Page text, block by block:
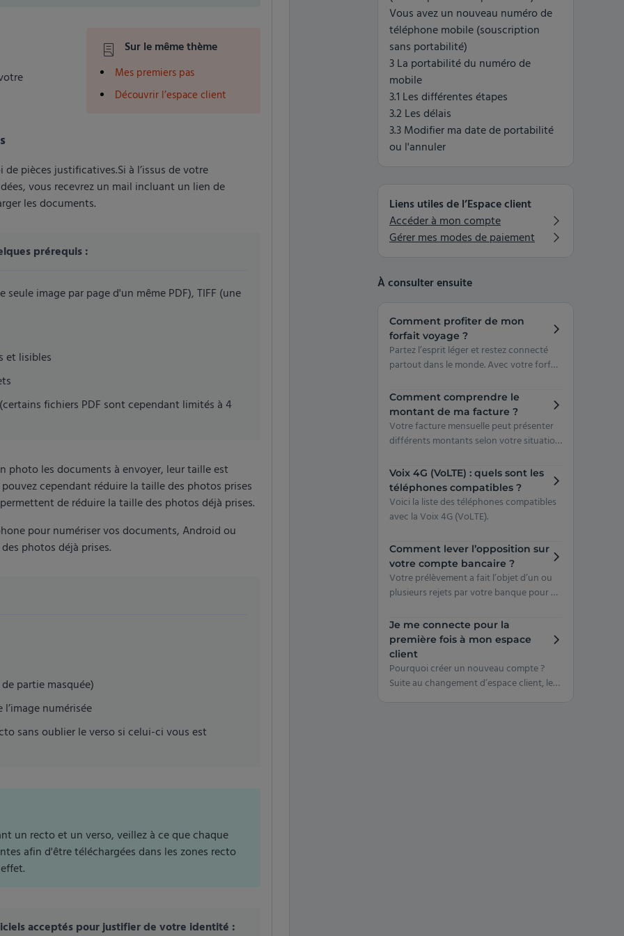
Sur le même thème
Mes premiers pas
Découvrir l’espace client
pièces justificatives.Si à l’issus de votre
vous recevrez un mail incluant un lien de
les documents.
prérequis :
seule image par page d'un même PDF), TIFF (une
et lisibles
fichiers PDF sont cependant limités à 4
photo les documents à envoyer, leur taille est
cependant réduire la taille des photos prises
de réduire la taille des photos déjà prises.
pour numériser vos documents, Android ou
photos déjà prises.
partie masquée)
numérisée
sans oublier le verso si celui-ci vous est
un recto et un verso, veillez à ce que chaque
afin d'être téléchargées dans les zones recto
acceptés pour justifier de votre identité :
Vous avez un nouveau numéro de
téléphone mobile (souscription
sans portabilité)
3 La portabilité du numéro de
mobile
3.1 Les différentes étapes
3.2 Les délais
3.3 Modifier ma date de portabilité
ou l'annuler
Liens utiles de l’Espace client
Accéder à mon compte
Gérer mes modes de paiement
À consulter ensuite
Comment profiter de mon
forfait voyage ?
Partez l’esprit léger et restez connecté
partout dans le monde. Avec votre forfait
internet dans de nombreuses
destinations à l’étranger : Europe, DOM,
mais aussi de nombreux pays inclus pour
voyager sans stress : Canada, Suisse,
Comment comprendre le
montant de ma facture ?
Votre facture mensuelle peut présenter
différents montants selon votre situation
en détail !
Voix 4G (VoLTE) : quels sont les
téléphones compatibles ?
Voici la liste des téléphones compatibles
avec la Voix 4G (VoLTE).
Comment lever l’opposition sur
votre compte bancaire ?
Votre prélèvement a fait l’objet d’un ou
plusieurs rejets par votre banque pour un
causent des restrictions sur vos lignes,
on vous explique comment régulariser la
situation.
Je me connecte pour la
première fois à mon espace
client
Pourquoi créer un nouveau compte ?
Suite au changement d’espace client, les